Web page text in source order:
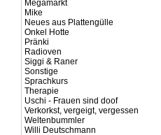
Megamarkt
Mike
Neues aus Plattengülle
Onkel Hotte
Pränki
Radioven
Siggi & Raner
Sonstige
Sprachkurs
Therapie
Uschi - Frauen sind doof
Verkorkst, vergeigt, vergessen
Weltenbummler
Willi Deutschmann